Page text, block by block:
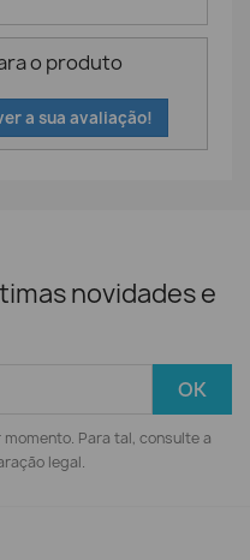
o produto
a sua avaliação!
novidades e
Para tal, consulte a
legal.